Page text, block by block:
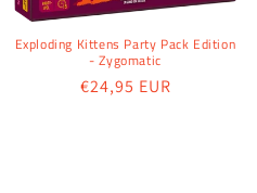
Exploding Kittens Party Pack Edition
- Zygomatic
Prix
€24,95 EUR